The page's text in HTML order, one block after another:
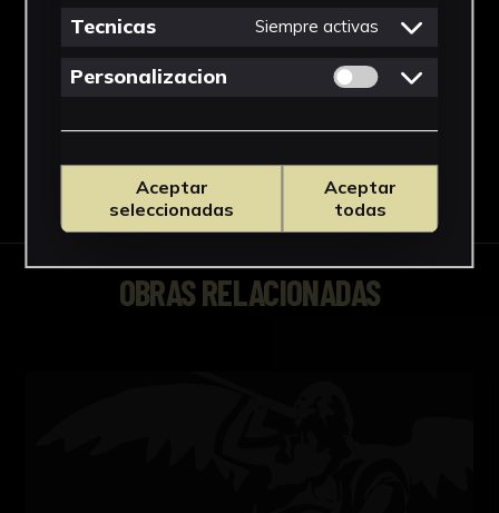
Impresión
Descargar Ficha
OBRAS RELACIONADAS
Tecnicas Siempre activas
Personalizacion Permitir cookies
Aceptar
seleccionadas
Aceptar
todas